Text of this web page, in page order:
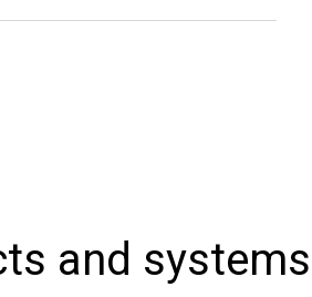
and systems